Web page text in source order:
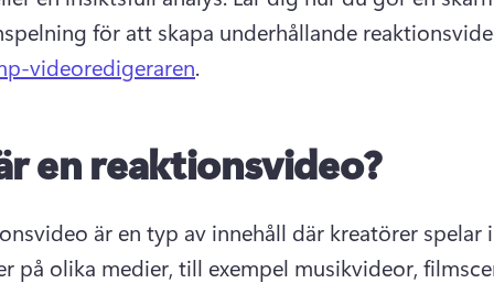
för att skapa underhållande
videoredigeraren.
en reaktionsvideo?
är en typ av innehåll där kreatörer spelar
på olika medier, till exempel musikvideor,